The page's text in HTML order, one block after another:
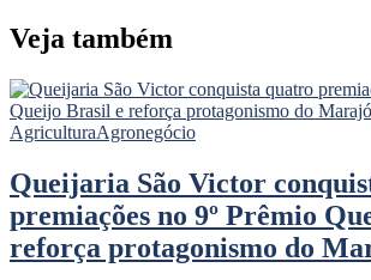
Veja também
AgriculturaAgronegócio
Queijaria São Victor
premiações no 9º Prêmio
reforça protagonismo do